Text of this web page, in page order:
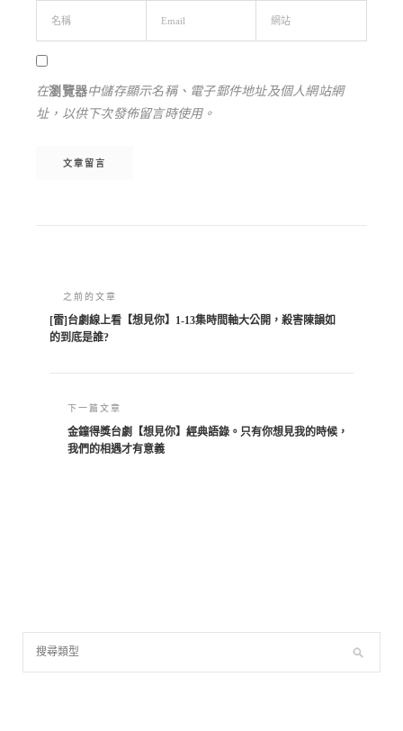
在瀏覽器中儲存顯示名稱、電子郵件地址及個人網站網
址，以供下次發佈留言時使用。
之前的文章
[雷]台劇線上看【想見你】1-13集時間軸大公開，殺害陳韻如
的到底是誰?
下一篇文章
金鐘得獎台劇【想見你】經典語錄。只有你想見我的時候，
我們的相遇才有意義